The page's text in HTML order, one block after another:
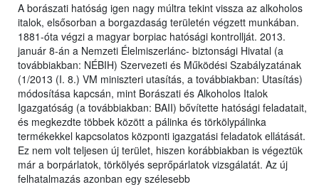
A borászati hatóság igen nagy múltra tekint vissza az alkoholos
italok, elsősorban a borgazdaság területén végzett munkában.
1881-óta végzi a magyar borpiac hatósági kontrollját. 2013.
január 8-án a Nemzeti Élelmiszerlánc- biztonsági Hivatal (a
továbbiakban: NÉBIH) Szervezeti és Működési Szabályzatának
(1/2013 (I. 8.) VM miniszteri utasítás, a továbbiakban: Utasítás)
módosítása kapcsán, mint Borászati és Alkoholos Italok
Igazgatóság (a továbbiakban: BAII) bővítette hatósági feladatait,
és megkezdte többek között a pálinka és törkölypálinka
termékekkel kapcsolatos központi igazgatási feladatok ellátását.
Ez nem volt teljesen új terület, hiszen korábbiakban is végeztük
már a borpárlatok, törkölyés seprőpárlatok vizsgálatát. Az új
felhatalmazás azonban egy szélesebb